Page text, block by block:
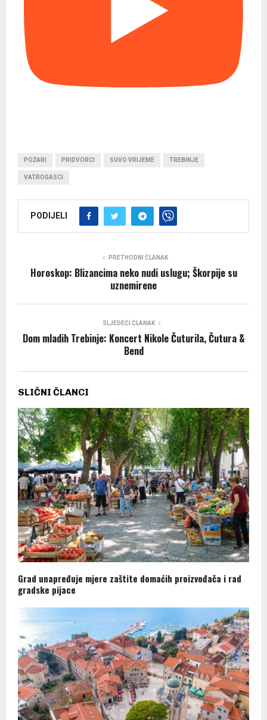
POŽARI PRIDVORCI SUVO VRIJEME TREBINJE
VATROGASCI
PODIJELI
PRETHODNI ČLANAK
Horoskop: Blizancima neko nudi uslugu; Škorpije su
uznemirene
SLJEDEĆI ČLANAK
Dom mladih Trebinje: Koncert Nikole Čuturila, Čutura &
Bend
SLIČNI ČLANCI
Grad unapređuje mjere zaštite domaćih proizvođača i rad
gradske pijace